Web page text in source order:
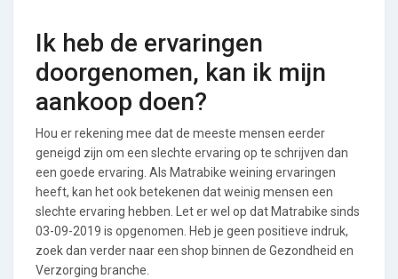
Ik heb de ervaringen
doorgenomen, kan ik mijn
aankoop doen?
Hou er rekening mee dat de meeste mensen eerder
geneigd zijn om een slechte ervaring op te schrijven dan
een goede ervaring. Als Matrabike weining ervaringen
heeft, kan het ook betekenen dat weinig mensen een
slechte ervaring hebben. Let er wel op dat Matrabike sinds
03-09-2019 is opgenomen. Heb je geen positieve indruk,
zoek dan verder naar een shop binnen de Gezondheid en
Verzorging branche.